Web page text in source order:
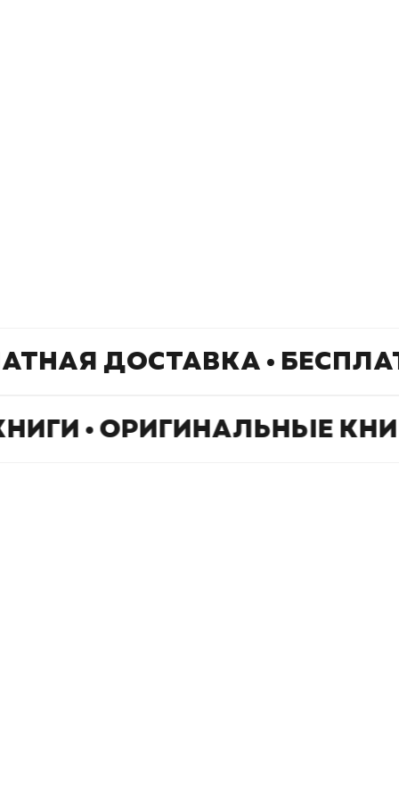
ДОСТАВКА •
• ОРИГИНАЛЬНЫЕ